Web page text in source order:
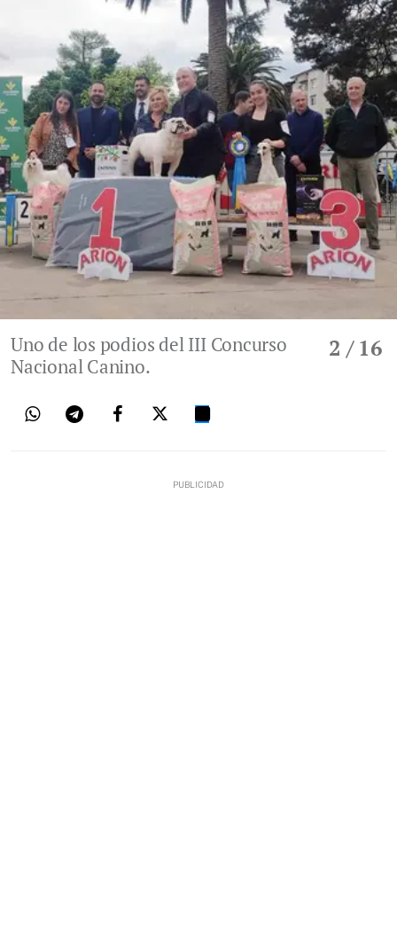
2 / 16
Uno de los podios del III Concurso
Nacional Canino.